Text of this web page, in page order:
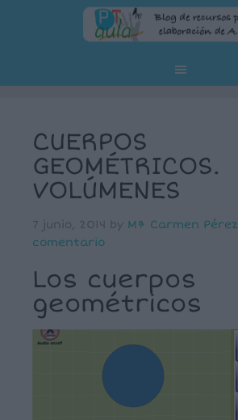
CUERPOS
GEOMÉTRICOS.
VOLÚMENES
7 junio, 2014 by Mª Carmen Pérez
comentario
Los cuerpos
geométricos